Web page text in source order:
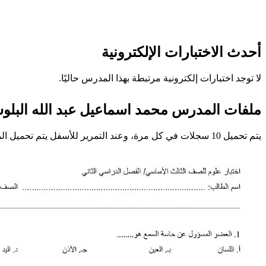
أحدث الاختبارات الإلكترونية
لا توجد اختبارات إلكترونية مرتبطة بهذا المدرس حاليًا.
ملفات المدرس محمد اسماعيل عبد الله
يتم تحميل 10 سجلات في كل مرة، وعند التمرير للأسفل يتم تحميل المزيد تلقائيًا.